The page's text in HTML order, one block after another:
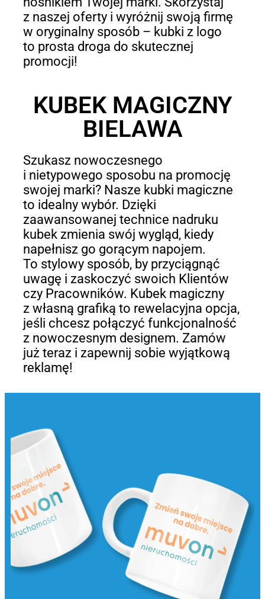
z naszej oferty i wyróżnij swoją firmę
w oryginalny sposób – kubki z logo
to prosta droga do skutecznej
promocji!
KUBEK MAGICZNY
BIELAWA
Szukasz nowoczesnego
i nietypowego sposobu na promocję
swojej marki? Nasze kubki magiczne
to idealny wybór. Dzięki
zaawansowanej technice nadruku
kubek zmienia swój wygląd, kiedy
napełnisz go gorącym napojem.
To stylowy sposób, by przyciągnąć
uwagę i zaskoczyć swoich Klientów
czy Pracowników. Kubek magiczny
z własną grafiką to rewelacyjna opcja,
jeśli chcesz połączyć funkcjonalność
z nowoczesnym designem. Zamów
już teraz i zapewnij sobie wyjątkową
reklamę!